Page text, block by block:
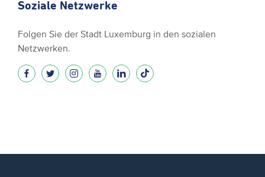
Soziale Netzwerke
Folgen Sie der Stadt Luxemburg in den sozialen
Netzwerken.